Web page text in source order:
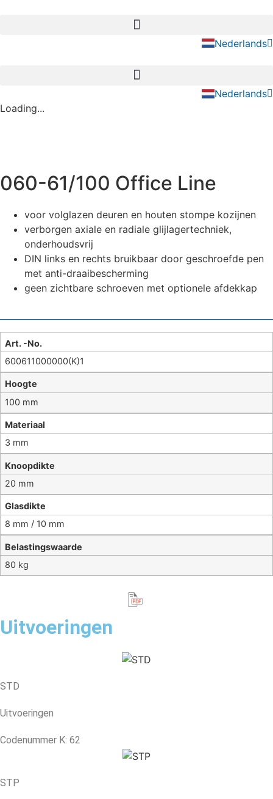
Nederlands
English
Nederlands
English
Loading...
060-61/100 Office Line
voor volglazen deuren en houten stompe kozijnen
verborgen axiale en radiale glijlagertechniek,
onderhoudsvrij
DIN links en rechts bruikbaar door geschroefde pen
met anti-draaibescherming
geen zichtbare schroeven met optionele afdekkap
Art. -No.
600611000000(K)1
Hoogte
100 mm
Materiaal
3 mm
Knoopdikte
20 mm
Glasdikte
8 mm / 10 mm
Belastingswaarde
80 kg
Uitvoeringen
STD
Uitvoeringen
Codenummer K: 62
STP